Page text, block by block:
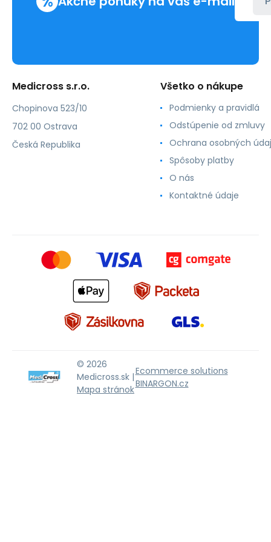
Medicross s.r.o.
Chopinova 523/10
702 00 Ostrava
Česká Republika
Všetko o nákupe
Podmienky a pravidlá
Odstúpenie od zmluvy
Ochrana osobných
Spôsoby platby
O nás
Kontaktné údaje
© 2026
Medicross.sk |
Mapa stránok
Ecommerce solutions
BINARGON.cz